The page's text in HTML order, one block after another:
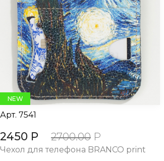
NEW
Арт. 7541
2450 Р 2700.00 Р
Чехол для телефона BRANCO print